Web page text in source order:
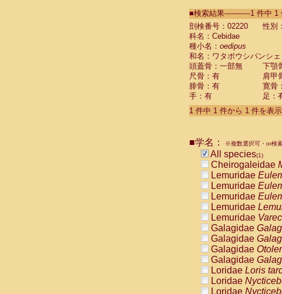
Cebidae
Cebidae
Cebidae
Cebidae
Cebidae
Cebidae
Cebidae
Cebidae
Cebidae Aotus
Cebidae Cebus
CebidaeCebus
CebidaeCebus
CebidaeSaimiri
CebidaeSaimiri
Atelidae
Atelidae
Atelidae
AtelidaeAlouatta
AtelidaeAteles
AtelidaeAteles
AtelidaeAteles
AtelidaeAteles
Atelidae
Atelidae
Pitheciidae
■検索結果-----------1 件中
剖検番号：02220
性別
科名：Cebidae
種小名： oedipus
和名：ワタボウシパンシェ
頭蓋骨：一部無
下顎
尺骨：有
肩甲
腓骨：有
寛骨
手：有
足：
1 件中 1 件から 1 件を表
■学名： ※複数選択可・or検
All species(1)
Cheirogaleidae
Lemuridae
Lemuridae
Lemuridae
Lemuridae
Lemuridae
Galagidae
Galagidae
Galagidae
Galagidae
Loridae Loris
Loridae
Loridae